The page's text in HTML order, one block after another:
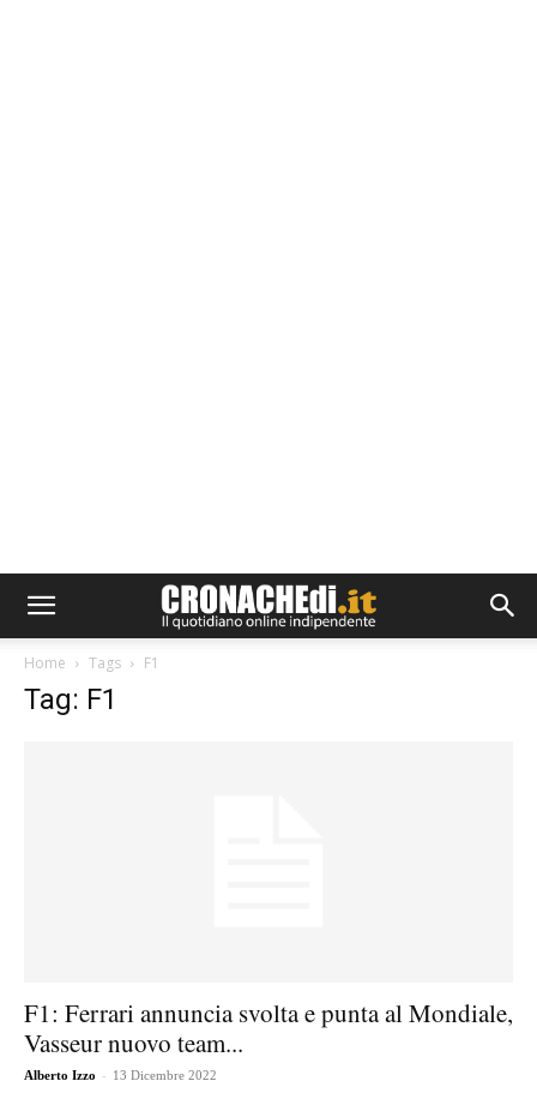
Home Tags F1
Tag: F1
F1: Ferrari annuncia svolta e punta al Mondiale,
Vasseur nuovo team...
Alberto Izzo - 13 Dicembre 2022